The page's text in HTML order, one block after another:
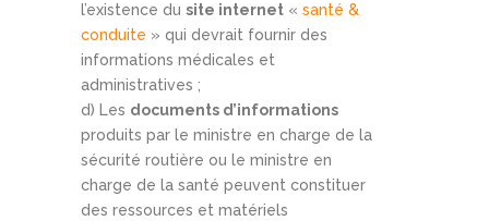
l’existence du site internet « santé &
conduite » qui devrait fournir des
informations médicales et
administratives ;
d) Les documents d’informations
produits par le ministre en charge de la
sécurité routière ou le ministre en
charge de la santé peuvent constituer
des ressources et matériels